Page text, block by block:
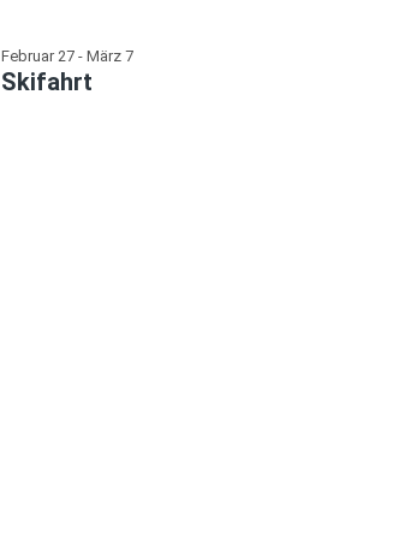
Skifahrt
Februar 27 -März 7